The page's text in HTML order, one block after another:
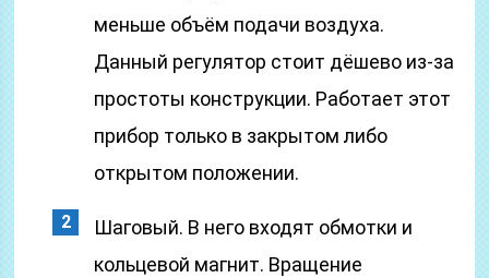
меньше объём подачи воздуха.
Данный регулятор стоит дёшево из-за
простоты конструкции. Работает этот
прибор только в закрытом либо
открытом положении.
Шаговый. В него входят обмотки и
кольцевой магнит. Вращение